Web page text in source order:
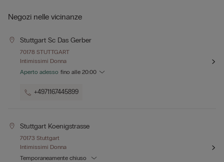
Negozi nelle vicinanze
Stuttgart Sc Das Gerber
70178 STUTTGART
Intimissimi Donna
Aperto adesso fino alle 20:00
+4971167445899
Stuttgart Koenigstrasse
70173 Stuttgart
Intimissimi Donna
Temporaneamente chiuso